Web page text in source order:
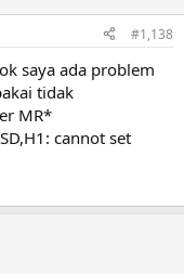
#1,138
saya ada problem
tidak
MR*
cannot set